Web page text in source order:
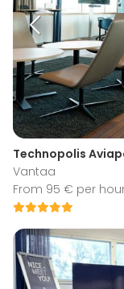
Technopolis
Vantaa
From 95 € per